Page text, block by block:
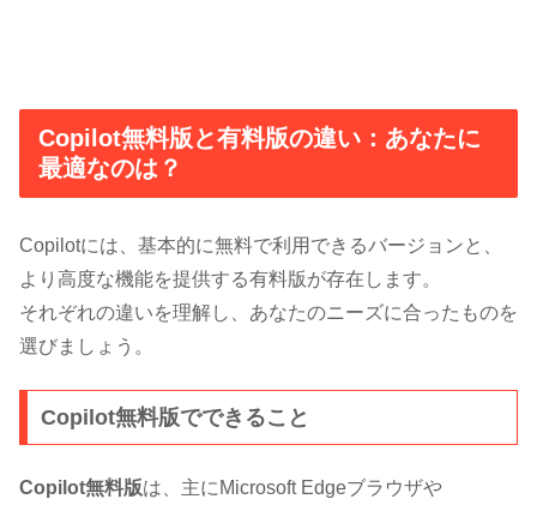
Copilot無料版と有料版の違い：あなたに
最適なのは？
Copilotには、基本的に無料で利用できるバージョンと、
より高度な機能を提供する有料版が存在します。
それぞれの違いを理解し、あなたのニーズに合ったものを
選びましょう。
Copilot無料版でできること
Copilot無料版は、主にMicrosoft Edgeブラウザや